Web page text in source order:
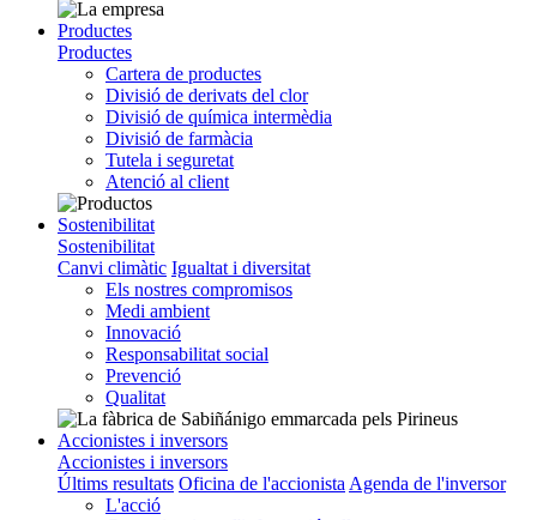
Productes
Productes
Cartera de productes
Divisió de derivats del clor
Divisió de química intermèdia
Divisió de farmàcia
Tutela i seguretat
Atenció al client
Sostenibilitat
Sostenibilitat
Canvi climàtic Igualtat i diversitat
Els nostres compromisos
Medi ambient
Innovació
Responsabilitat social
Prevenció
Qualitat
Accionistes i inversors
Accionistes i inversors
Últims resultats Oficina de l'accionista Agenda de l'inversor
L'acció